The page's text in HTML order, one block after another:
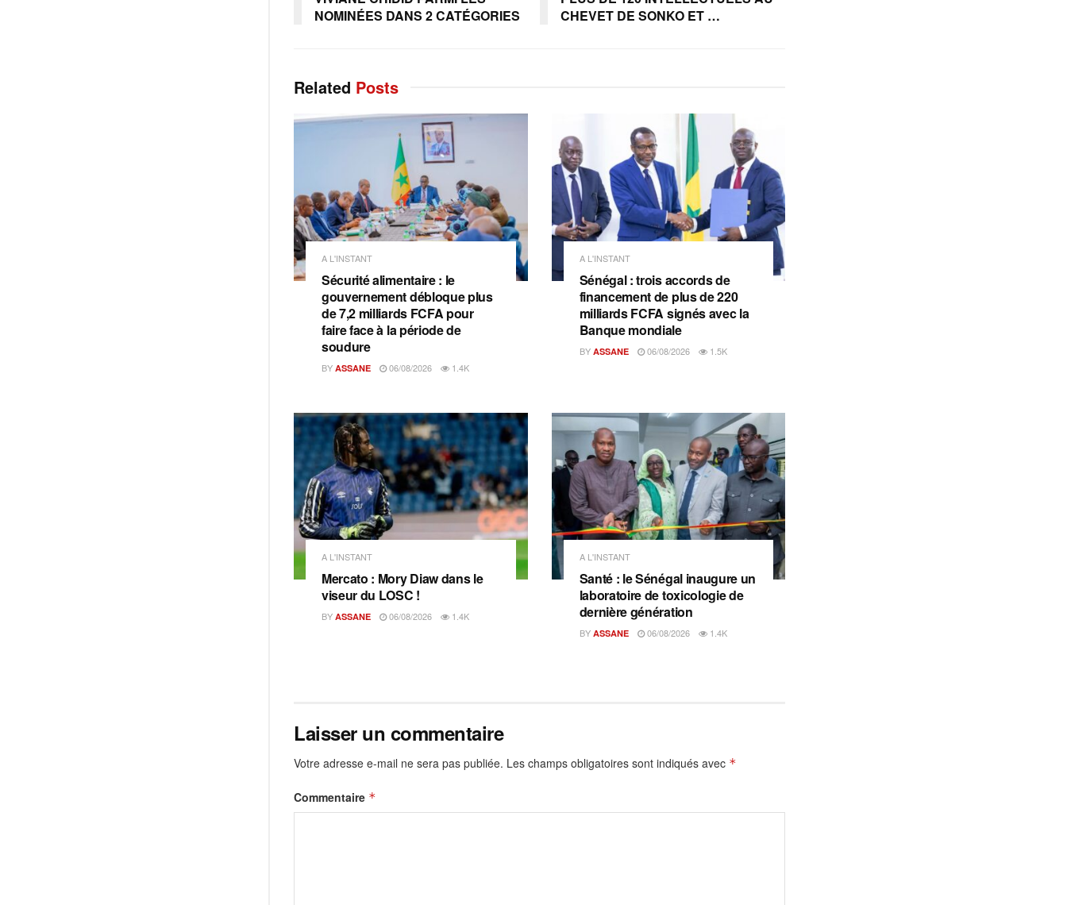
NOMINÉES DANS 2 CATÉGORIES
CHEVET DE SONKO ET …
Related Posts
A L'INSTANT
Sécurité alimentaire : le
gouvernement débloque plus
de 7,2 milliards FCFA pour
faire face à la période de
soudure
BY ASSANE 06/08/2026 1.4K
A L'INSTANT
Sénégal : trois accords de
financement de plus de 220
milliards FCFA signés avec la
Banque mondiale
BY ASSANE 06/08/2026 1.5K
A L'INSTANT
Mercato : Mory Diaw dans le
viseur du LOSC !
BY ASSANE 06/08/2026 1.4K
A L'INSTANT
Santé : le Sénégal inaugure un
laboratoire de toxicologie de
dernière génération
BY ASSANE 06/08/2026 1.4K
Laisser un commentaire
Votre adresse e-mail ne sera pas publiée. Les champs obligatoires sont indiqués avec *
Commentaire *